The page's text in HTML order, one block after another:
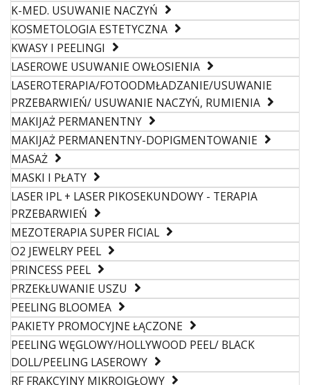
K-MED. USUWANIE NACZYŃ
KOSMETOLOGIA ESTETYCZNA
KWASY I PEELINGI
LASEROWE USUWANIE OWŁOSIENIA
LASEROTERAPIA/FOTOODMŁADZANIE/USUWANIE
PRZEBARWIEŃ/ USUWANIE NACZYŃ, RUMIENIA
MAKIJAŻ PERMANENTNY
MAKIJAŻ PERMANENTNY-DOPIGMENTOWANIE
MASAŻ
MASKI I PŁATY
LASER IPL + LASER PIKOSEKUNDOWY - TERAPIA
PRZEBARWIEŃ
MEZOTERAPIA SUPER FICIAL
O2 JEWELRY PEEL
PRINCESS PEEL
PRZEKŁUWANIE USZU
PEELING BLOOMEA
PAKIETY PROMOCYJNE ŁĄCZONE
PEELING WĘGLOWY/HOLLYWOOD PEEL/ BLACK
DOLL/PEELING LASEROWY
RF FRAKCYJNY MIKROIGŁOWY